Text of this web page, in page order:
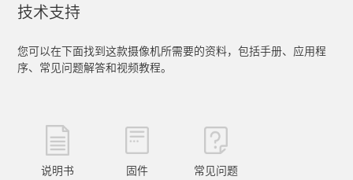
技术支持
您可以在下面找到这款摄像机所需要的资料，包括手册、应用程
序、常见问题解答和视频教程。
说明书 固件 常见问题